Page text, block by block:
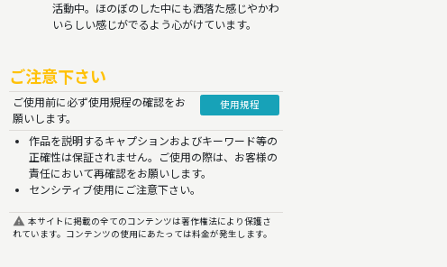
活動中。ほのぼのした中にも洒落た感じやかわ
いらしい感じがでるよう心がけています。
ご注意下さい
ご使用前に必ず使用規程の確認をお
願いします。
使用規程
作品を説明するキャプションおよびキーワード等の
正確性は保証されません。ご使用の際は、お客様の
責任において再確認をお願いします。
センシティブ使用にご注意下さい。
report_problem 本サイトに掲載の全てのコンテンツは著作権法により保護さ
れています。コンテンツの使用にあたっては料金が発生します。